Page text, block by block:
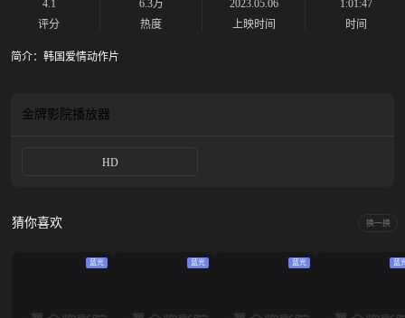
4.1
评分
6.3万
热度
2023.05.06
上映时间
1:01:47
时间
简介： 韩国爱情动作片
金牌影院播放器
HD
猜你喜欢 换一换
蓝光 蓝光 蓝光 蓝